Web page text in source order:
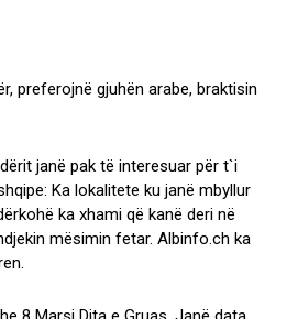
preferojnë gjuhën arabe, braktisin
janë pak të interesuar për t`i
Ka lokalitete ku janë mbyllur
ka xhami që kanë deri në
mësimin fetar. Albinfo.ch ka